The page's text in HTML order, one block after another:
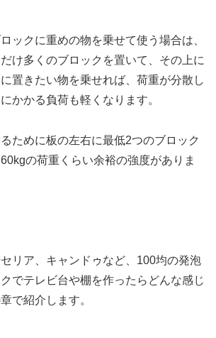
ックに重めの物を乗せて使う場合は、
け多くのブロックを置いて、その上に
置きたい物を乗せれば、荷重が分散し
かかる負荷も軽くなります。
ために板の左右に最低2つのブロック
の荷重くらい余裕の強度がありま
リア、キャンドゥなど、100均の発泡
でテレビ台や棚を作ったらどんな感じ
で紹介します。